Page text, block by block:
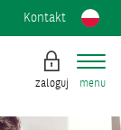
Kontakt
zaloguj menu